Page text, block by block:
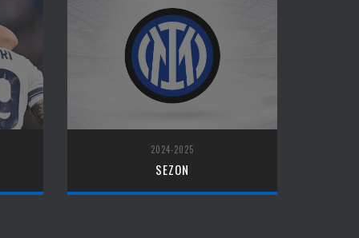
2024-2025
SEZON